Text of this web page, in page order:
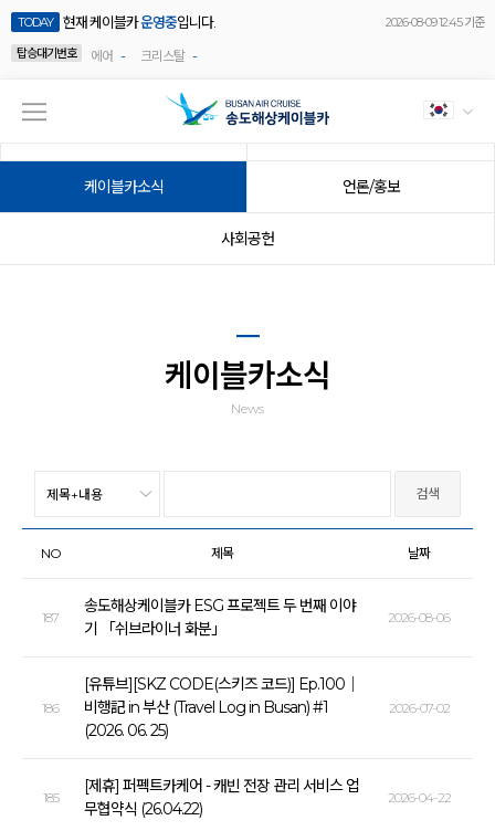
TODAY 현재 케이블카운영중입니다.
2026-08-09 12:45 기준
탑승대기번호
에어 - 크리스탈 -
케이블카소식 언론/홍보
사회공헌
케이블카소식
News
NO 제목 날짜
187
송도해상케이블카 ESG 프로젝트 두 번째 이야
기 「쉬브라이너 화분」
2026-08-06
186
[유튜브][SKZ CODE(스키즈 코드)] Ep.100｜
비행記 in 부산 (Travel Log in Busan) #1
(2026. 06. 25)
2026-07-02
185
[제휴] 퍼펙트카케어 - 캐빈 전장 관리 서비스 업
무협약식 (26.04.22)
2026-04-22